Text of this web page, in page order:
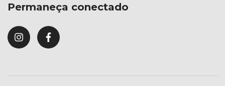
Permaneça conectado